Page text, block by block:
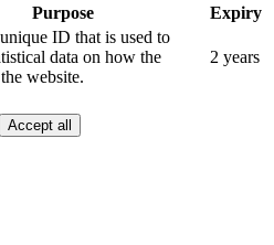
Purpose Expiry
ID that is used to
data on how the
website.
2 years
Accept all